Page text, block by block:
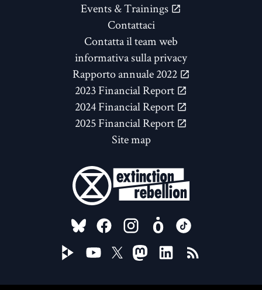
Events & Trainings
Contattaci
Contatta il team web
informativa sulla privacy
Rapporto annuale 2022
2023 Financial Report
2024 Financial Report
2025 Financial Report
Site map
FOLLOW US ON